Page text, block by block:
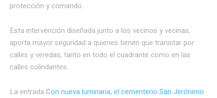
protección y comando.
Esta intervención diseñada junto a los vecinos y vecinas,
aporta mayor seguridad a quienes tienen que transitar por
calles y veredas, tanto en todo el cuadrante como en las
calles colindantes.
La entrada Con nueva luminaria, el cementerio San Jerónimo